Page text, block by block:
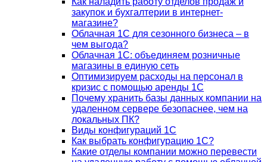
закупок и бухгалтерии в интернет-
магазине?
Облачная 1С для сезонного бизнеса – в
чем выгода?
Облачная 1С: объединяем розничные
магазины в единую сеть
Оптимизируем расходы на персонал в
кризис с помощью аренды 1С
Почему хранить базы данных компании на
удаленном сервере безопаснее, чем на
локальных ПК?
Виды конфигураций 1С
Как выбрать конфигурацию 1С?
Какие отделы компании можно перевести